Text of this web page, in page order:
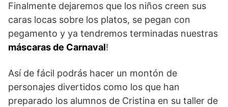
Finalmente dejaremos que los niños creen sus
caras locas sobre los platos, se pegan con
pegamento y ya tendremos terminadas nuestras
máscaras de Carnaval!
Así de fácil podrás hacer un montón de
personajes divertidos como los que han
preparado los alumnos de Cristina en su taller de